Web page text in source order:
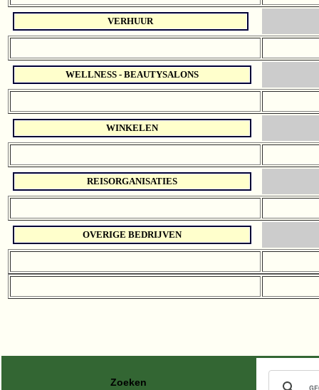
VERHUUR
WELLNESS - BEAUTYSALONS
WINKELEN
REISORGANISATIES
OVERIGE BEDRIJVEN
Zoeken